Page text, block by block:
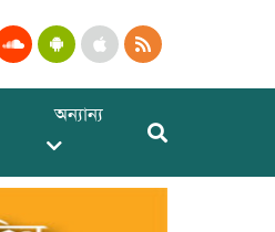
অন্যান্য